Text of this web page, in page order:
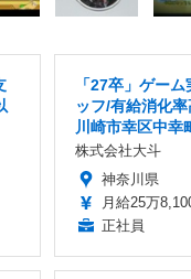
「27卒」ゲー
ッフ/有給消化
川崎市幸区中幸
株式会社大斗
神奈川県
月給25万
正社員